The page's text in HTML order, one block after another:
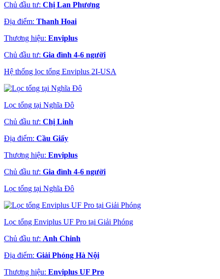
Chủ đầu tư: Chị Lan Phương
Địa điểm: Thanh Hoai
Thương hiệu: Enviplus
Chủ đầu tư: Gia đình 4-6 người
Hệ thống lọc tổng Enviplus 2I-USA
Lọc tổng tại Nghĩa Đô
Chủ đầu tư: Chị Linh
Địa điểm: Cầu Giấy
Thương hiệu: Enviplus
Chủ đầu tư: Gia đình 4-6 người
Lọc tổng tại Nghĩa Đô
Lọc tổng Enviplus UF Pro tại Giải Phóng
Chủ đầu tư: Anh Chinh
Địa điểm: Giải Phóng Hà Nội
Thương hiệu: Enviplus UF Pro